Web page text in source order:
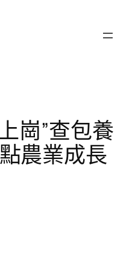
崗”查包養
農業成長